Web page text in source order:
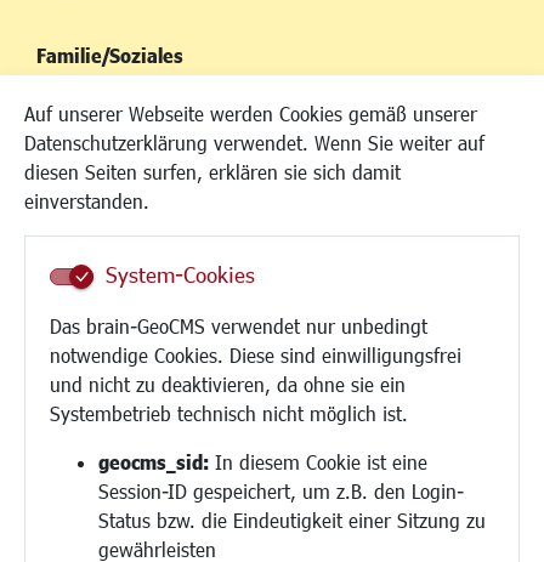
Auf unserer Webseite werden Cookies gemäß unserer
Datenschutzerklärung verwendet. Wenn Sie weiter auf
diesen Seiten surfen, erklären sie sich damit
einverstanden.
System-Cookies
Das brain-GeoCMS verwendet nur unbedingt
notwendige Cookies. Diese sind einwilligungsfrei
und nicht zu deaktivieren, da ohne sie ein
Systembetrieb technisch nicht möglich ist.
geocms_sid: In diesem Cookie ist eine
Session-ID gespeichert, um z.B. den Login-
Status bzw. die Eindeutigkeit einer Sitzung zu
gewährleisten
Familie/Soziales
Kinderbetreuung
Kinder und Jugend
Institutionen für Familien
Frauen
Schule
Demokratie leben
Ukrainehilfe
Hilfe für Geflüchtete
Religion
Bauen/Umwelt/Mobilität
Bebauungsplanung